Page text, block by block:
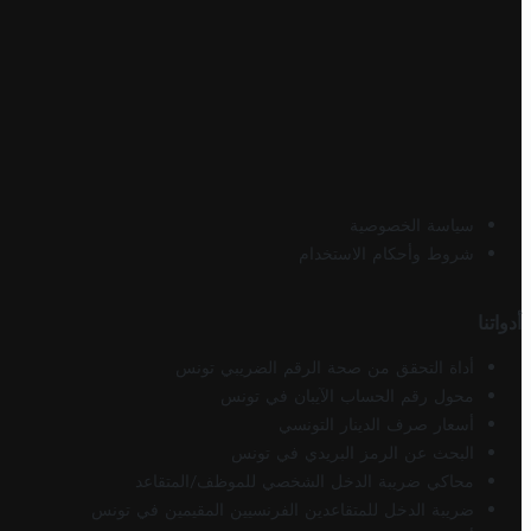
سياسة الخصوصية
شروط وأحكام الاستخدام
أدواتنا
أداة التحقق من صحة الرقم الضريبي تونس
محول رقم الحساب الآيبان في تونس
أسعار صرف الدينار التونسي
البحث عن الرمز البريدي في تونس
محاكي ضريبة الدخل الشخصي للموظف/المتقاعد
ضريبة الدخل للمتقاعدين الفرنسيين المقيمين في تونس